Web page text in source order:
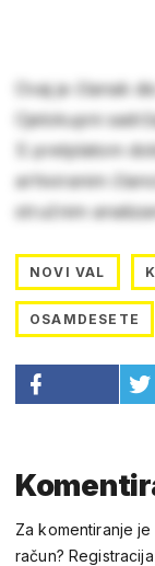
Ovaj je članak
Cjelokupni
S pretplatom
arhiviranim
stručnim
NOVI VAL
OSAMDESETE
Za komentiranje
račun?